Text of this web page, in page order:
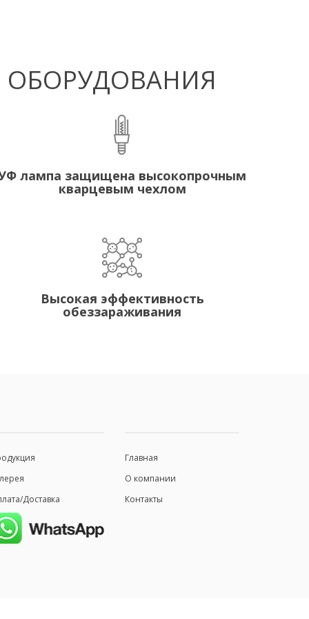
ОБОРУДОВАНИЯ
лампа защищена высокопрочным
кварцевым чехлом
Высокая эффективность
обеззараживания
Доставка
Главная
О компании
Контакты